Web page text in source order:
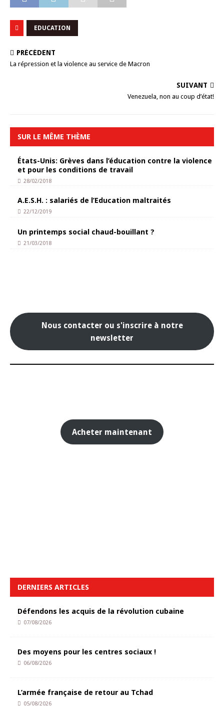
EDUCATION
PRÉCÉDENT
La répression et la violence au service de Macron
SUIVANT
Venezuela, non au coup d’état!
SUR LE MÊME THÈME
États-Unis: Grèves dans l’éducation contre la violence
et pour les conditions de travail
28/02/2018
A.E.S.H. : salariés de l’Education maltraités
22/12/2019
Un printemps social chaud-bouillant ?
21/03/2018
Nous contacter ou s'inscrire à notre
newsletter
Acheter maintenant
DERNIERS ARTICLES
Défendons les acquis de la révolution cubaine
07/08/2026
Des moyens pour les centres sociaux !
06/08/2026
L’armée française de retour au Tchad
05/08/2026